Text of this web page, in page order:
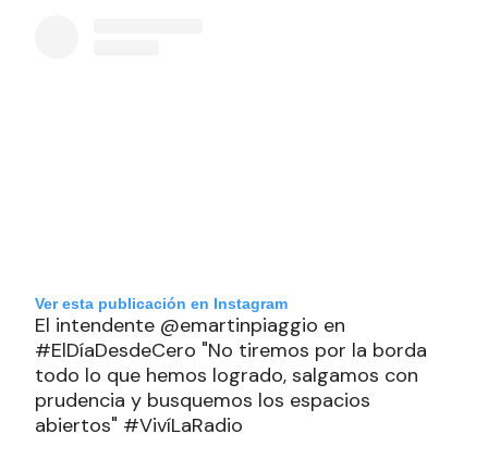
Ver esta publicación en Instagram
El intendente @emartinpiaggio en
#ElDíaDesdeCero "No tiremos por la borda
todo lo que hemos logrado, salgamos con
prudencia y busquemos los espacios
abiertos" #VivíLaRadio